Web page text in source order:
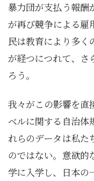
暴力団が支払う報酬
が再び競争による雇
民は教育により多く
が経つにつれて、さ
ろう。
我々がこの影響を直
ベルに関する自治体
れらのデータは私た
のではない。意欲的
学に入学し、日本の